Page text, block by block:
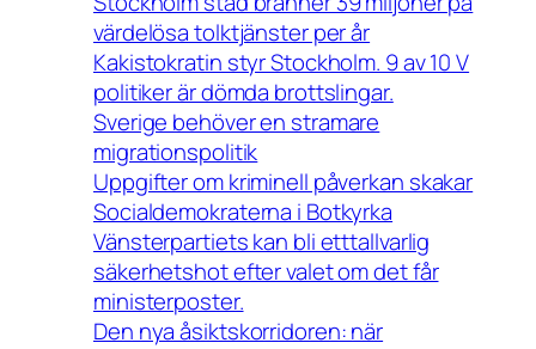
värdelösa tolktjänster per år
Kakistokratin styr Stockholm. 9 av 10 V
politiker är dömda brottslingar.
Sverige behöver en stramare
migrationspolitik
Uppgifter om kriminell påverkan skakar
Socialdemokraterna i Botkyrka
Vänsterpartiets kan bli etttallvarlig
säkerhetshot efter valet om det får
ministerposter.
Den nya åsiktskorridoren: när